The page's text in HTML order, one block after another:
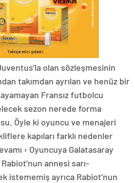
olan sözleşmesinin
takımdan ayrılan ve henüz bir
Fransız futbolcu
sezon nerede forma
Öyle ki oyuncu ve menajeri
kapıları farklı nedenler
› Oyuncuya Galatasaray
annesi sarı-
istememiş ayrıca Rabiot’nun